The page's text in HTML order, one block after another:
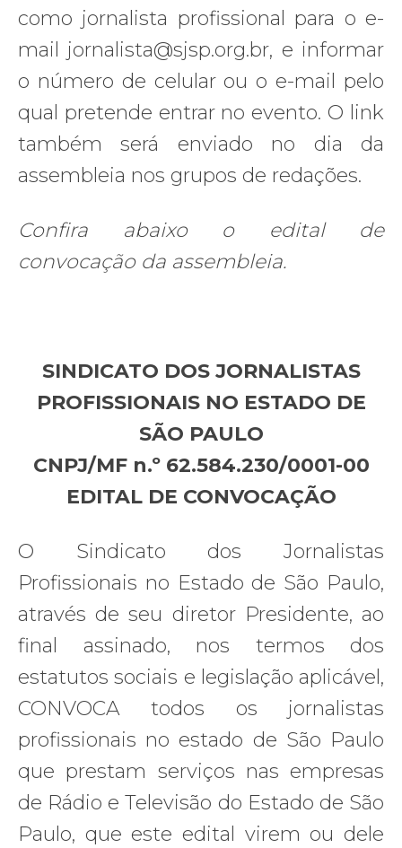
como jornalista profissional para o e-
mail jornalista@sjsp.org.br, e informar
o número de celular ou o e-mail pelo
qual pretende entrar no evento. O link
também será enviado no dia da
assembleia nos grupos de redações.
Confira abaixo o edital de
convocação da assembleia.
SINDICATO DOS JORNALISTAS
PROFISSIONAIS NO ESTADO DE
SÃO PAULO
CNPJ/MF n.º 62.584.230/0001-00
EDITAL DE CONVOCAÇÃO
O Sindicato dos Jornalistas
Profissionais no Estado de São Paulo,
através de seu diretor Presidente, ao
final assinado, nos termos dos
estatutos sociais e legislação aplicável,
CONVOCA todos os jornalistas
profissionais no estado de São Paulo
que prestam serviços nas empresas
de Rádio e Televisão do Estado de São
Paulo, que este edital virem ou dele